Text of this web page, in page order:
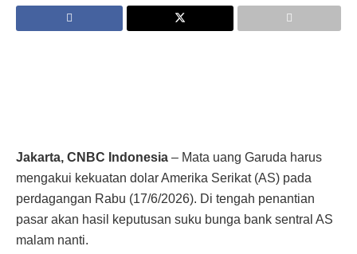
Jakarta, CNBC Indonesia – Mata uang Garuda harus
mengakui kekuatan dolar Amerika Serikat (AS) pada
perdagangan Rabu (17/6/2026). Di tengah penantian
pasar akan hasil keputusan suku bunga bank sentral AS
malam nanti.